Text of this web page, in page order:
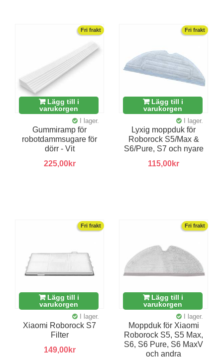
Fri frakt
Lägg till i
varukorgen
I lager.
Gummiramp för
robotdammsugare för
dörr - Vit
225,00kr
Fri frakt
Lägg till i
varukorgen
I lager.
Lyxig moppduk för
Roborock S5/Max &
S6/Pure, S7 och nyare
115,00kr
Fri frakt
Lägg till i
varukorgen
I lager.
Xiaomi Roborock S7
Filter
149,00kr
Fri frakt
Lägg till i
varukorgen
I lager.
Moppduk för Xiaomi
Roborock S5, S5 Max,
S6, S6 Pure, S6 MaxV
och andra